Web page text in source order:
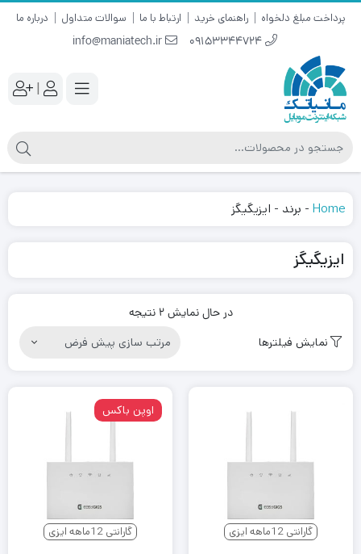
پرداخت مبلغ دلخواه راهنمای خرید ارتباط با ما سوالات متداول درباره ما
09153344724
info@maniatech.ir
|
Home
- برند - ایزیگیگز
ایزیگیگز
در حال نمایش 2 نتیجه
نمایش فیلترها
گارانتی 12ماهه ایزی گارانتی 12ماهه ایزی
اوپن باکس